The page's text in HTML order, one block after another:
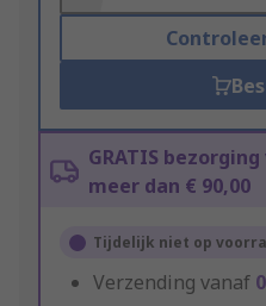
GRATIS
meer dan € 90,00
Tijdelijk niet op
Verzending vanaf